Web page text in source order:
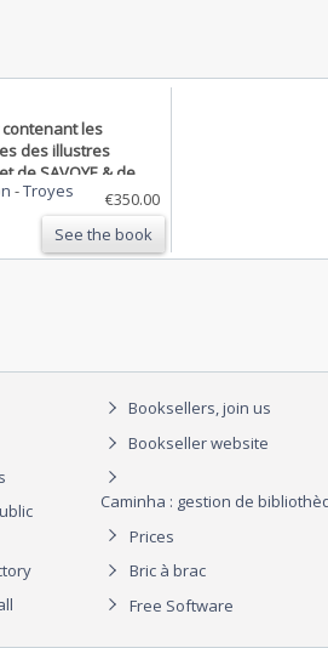
les
des illustres
de SAVOYE & de
de France.
-Troyes
€350.00
See the book
Booksellers, join us
Bookseller website
Caminha : gestion de
Prices
Bric à brac
Free Software